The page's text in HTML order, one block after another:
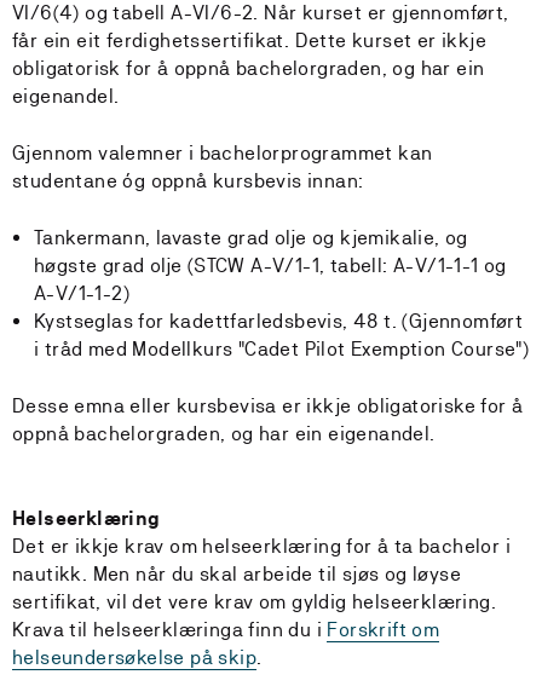
VI/6(4) og tabell A-VI/6-2. Når kurset er gjennomført,
får ein eit ferdighetssertifikat. Dette kurset er ikkje
obligatorisk for å oppnå bachelorgraden, og har ein
eigenandel.
Gjennom valemner i bachelorprogrammet kan
studentane óg oppnå kursbevis innan:
Tankermann, lavaste grad olje og kjemikalie, og
høgste grad olje (STCW A-V/1-1, tabell: A-V/1-1-1 og
A-V/1-1-2)
Kystseglas for kadettfarledsbevis, 48 t. (Gjennomført
i tråd med Modellkurs "Cadet Pilot Exemption Course")
Desse emna eller kursbevisa er ikkje obligatoriske for å
oppnå bachelorgraden, og har ein eigenandel.
Helseerklæring
Det er ikkje krav om helseerklæring for å ta bachelor i
nautikk. Men når du skal arbeide til sjøs og løyse
sertifikat, vil det vere krav om gyldig helseerklæring.
Krava til helseerklæringa finn du i Forskrift om
helseundersøkelse på skip.